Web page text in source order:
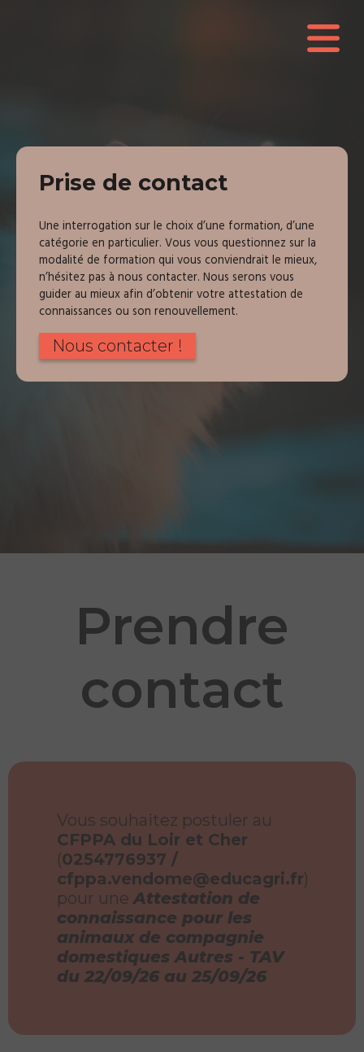
Prise de contact
Une interrogation sur le choix d’une formation, d’une
catégorie en particulier. Vous vous questionnez sur la
modalité de formation qui vous conviendrait le mieux,
n’hésitez pas à nous contacter. Nous serons vous
guider au mieux afin d’obtenir votre attestation de
connaissances ou son renouvellement.
Nous contacter !
Prendre
contact
Vous souhaitez postuler au
CFPPA du Loir et Cher
(0254776937 /
cfppa.vendome@educagri.fr)
pour uneAttestation de
connaissance pour les
animaux de compagnie
domestiques Autres - TAV
du 22/09/26 au 25/09/26